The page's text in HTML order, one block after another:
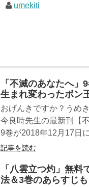
umekiti
「不滅のあなたへ」
生まれ変わったボン
おげんきですか？うめ
今良時先生の最新刊【
9巻が2018年12月17日
記事を読む
「八雲立つ灼」無料
法＆3巻のあらすじも